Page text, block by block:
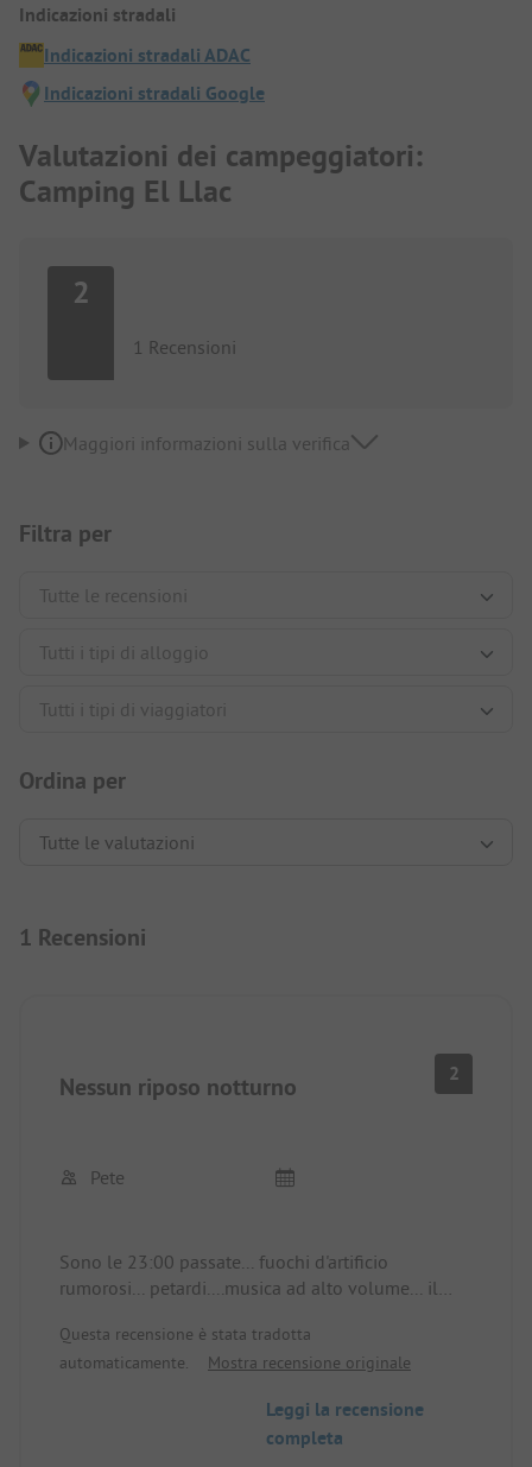
Indicazioni stradali
Indicazioni stradali ADAC
Indicazioni stradali Google
Valutazioni dei campeggiatori:
Camping El Llac
2
1 Recensioni
Maggiori informazioni sulla verifica
Filtra per
Ordina per
1 Recensioni
Nessun riposo notturno 2
Pete
Sono le 23:00 passate... fuochi d'artificio
rumorosi... petardi....musica ad alto volume... il
parliamo con loro non ci guardano nemmeno....è
proprio così... è fiesta... il campeggio è
Questa recensione è stata tradotta
automaticamente.
Mostra recensione originale
Leggi la recensione
completa